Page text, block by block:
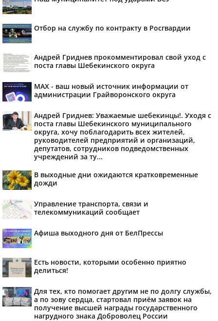
Отбор на службу по контракту в Росгвардии
Андрей Гриднев прокомментировал свой уход с
поста главы Шебекинского округа
MAX - ваш новый источник информации от
администрации Грайворонского округа
Андрей Гриднев: Уважаемые шебекинцы!. Уходя с
поста главы Шебекинского муниципального
округа, хочу поблагодарить всех жителей,
руководителей предприятий и организаций,
депутатов, сотрудников подведомственных
учреждений за ту...
В выходные дни ожидаются кратковременные
дожди
Управление транспорта, связи и
телекоммуникаций сообщает
Афиша выходного дня от БелПрессы
Есть новости, которыми особенно приятно
делиться!
Для тех, кто помогает другим не по долгу службы,
а по зову сердца, стартовал приём заявок на
получение высшей награды государственного
нагрудного знака Доброволец России